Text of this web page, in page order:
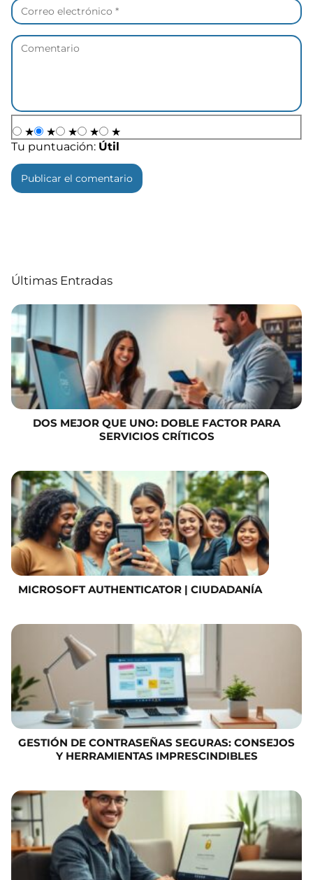
★ ★ ★ ★
★
Tu puntuación: Útil
Últimas Entradas
DOS MEJOR QUE UNO: DOBLE FACTOR PARA
SERVICIOS CRÍTICOS
MICROSOFT AUTHENTICATOR | CIUDADANÍA
GESTIÓN DE CONTRASEÑAS SEGURAS: CONSEJOS
Y HERRAMIENTAS IMPRESCINDIBLES